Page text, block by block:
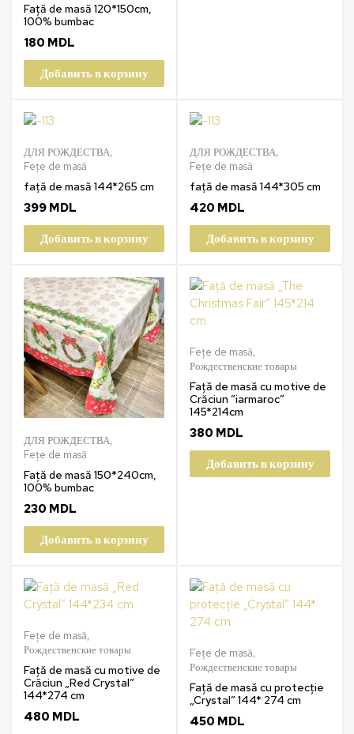
Față de masă 120*150cm,
100% bumbac
180 MDL
Добавить в корзину
ДЛЯ РОЖДЕСТВА,
Fețe de masă
față de masă 144*265 cm
399 MDL
Добавить в корзину
ДЛЯ РОЖДЕСТВА,
Fețe de masă
față de masă 144*305 cm
420 MDL
Добавить в корзину
ДЛЯ РОЖДЕСТВА,
Fețe de masă
Față de masă 150*240cm,
100% bumbac
230 MDL
Добавить в корзину
Fețe de masă,
Рождественские товары
Față de masă cu motive de
Crăciun ”iarmaroc”
145*214cm
380 MDL
Добавить в корзину
Fețe de masă,
Рождественские товары
Față de masă cu motive de
Crăciun „Red Crystal”
144*274 cm
480 MDL
Fețe de masă,
Рождественские товары
Față de masă cu protecție
„Crystal” 144* 274 cm
450 MDL